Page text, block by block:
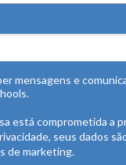
mensagens e
está comprometida a
seus dados
de marketing.